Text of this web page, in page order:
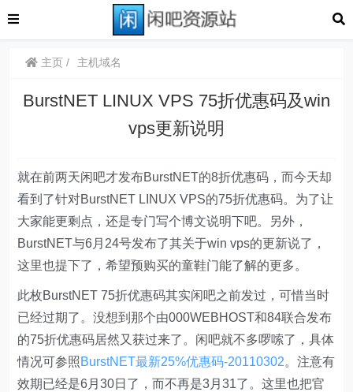
主页 主机域名
BurstNET LINUX VPS 75折优惠码及win
vps更新说明
就在前两天闲吧才发布BurstNET的8折优惠码，而今天却
看到了针对BurstNET LINUX VPS的75折优惠码。为了让
大家能更剩点，还是专门写个博文说明下吧。另外，
BurstNET与6月24号发布了其关于win vps的更新说了，
这里也提下了，希望预购买的童鞋门能了解的更多。
此枚BurstNET 75折优惠码其实闲吧之前发过，可惜当时
已经过期了。没想到那个由000WEBHOST和84联合发布
的75折优惠码居然又获过来了。闲吧就不多啰嗦了，具体
情况可参照 BurstNET最新25%优惠码-20110302。注意有
效期已经是6月30日了，而不再是3月31了。这里也把官